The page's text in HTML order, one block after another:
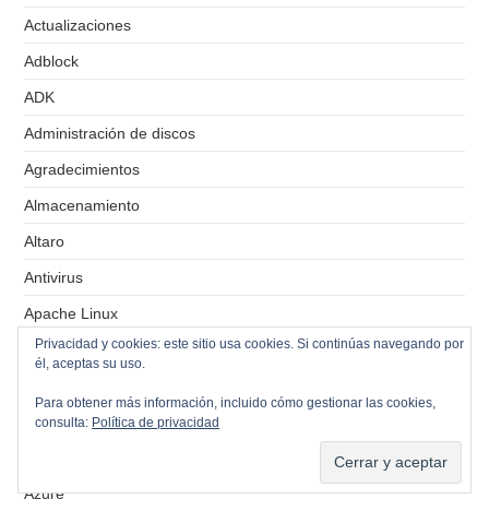
Actualizaciones
Adblock
ADK
Administración de discos
Agradecimientos
Almacenamiento
Altaro
Antivirus
Apache Linux
Aruba Switch
Auditorías
Azure
Privacidad y cookies: este sitio usa cookies. Si continúas navegando por
él, aceptas su uso.
Para obtener más información, incluido cómo gestionar las cookies,
consulta: Política de privacidad